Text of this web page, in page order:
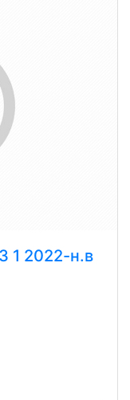
1 2022-н.в